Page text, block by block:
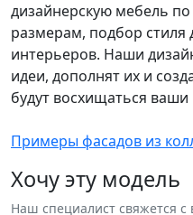
дизайнерскую мебель
размерам, подбор стиля
интерьеров. Наши
идеи, дополнят их и
будут восхищаться ваши
Примеры фасадов из
Хочу эту модель
Наш специалист свяжется с